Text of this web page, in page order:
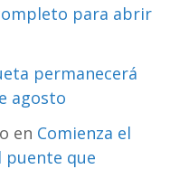
para abrir
permanecerá
agosto
en Comienza el
puente que